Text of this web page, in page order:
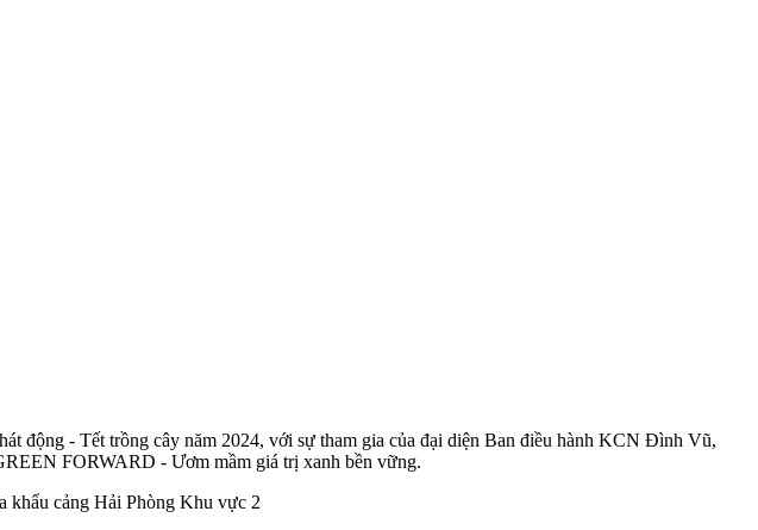
động - Tết trồng cây năm 2024, với sự tham gia của đại diện Ban điều hành KCN Đình Vũ,
FORWARD - Ươm mầm giá trị xanh bền vững.